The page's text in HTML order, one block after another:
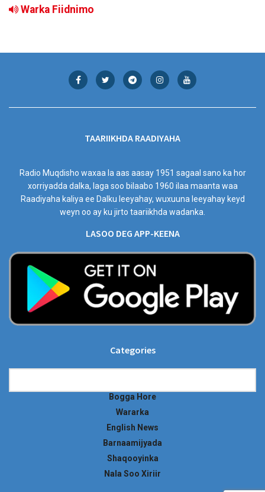
Warka Fiidnimo
TAARIIKHDA RAADIYAHA
Radio Muqdisho waxaa la aas aasay 1951 sagaal sano ka hor
xorriyadda dalka, laga soo bilaabo 1960 ilaa maanta waa
Raadiyaha kaliya ee Dalku leeyahay, wuxuuna leeyahay keyd
weyn oo ay ku jirto taariikhda wadanka.
LASOO DEG APP-KEENA
Categories
Bogga Hore
Wararka
English News
Barnaamijyada
Shaqooyinka
Nala Soo Xiriir